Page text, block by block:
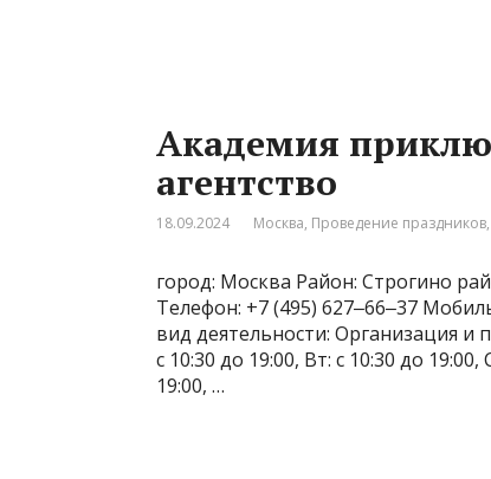
Академия
агентство
18.09.2024 Москва, Проведение праздников,
город: Москва Район: Строгино
Телефон: +7 (495) 627‒66‒37
вид деятельности: Организация
с 10:30 до 19:00, Вт: с 10:30 до
19:00, …